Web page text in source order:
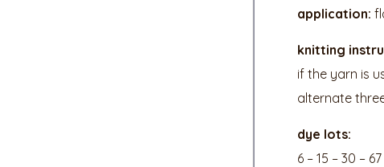
application:
knitting
if the yarn is
alternate
dye lots:
6 – 15 – 30 –